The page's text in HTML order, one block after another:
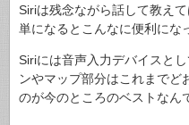
Siriは残念ながら話して教え
単になるとこんなに便利にな
Siriには音声入力デバイスと
ンやマップ部分はこれまでど
のが今のところのベストなん